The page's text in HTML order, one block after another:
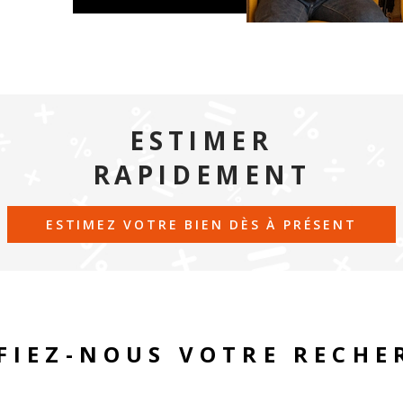
ESTIMER
RAPIDEMENT
ESTIMEZ VOTRE BIEN DÈS À PRÉSENT
NOUS VOTRE